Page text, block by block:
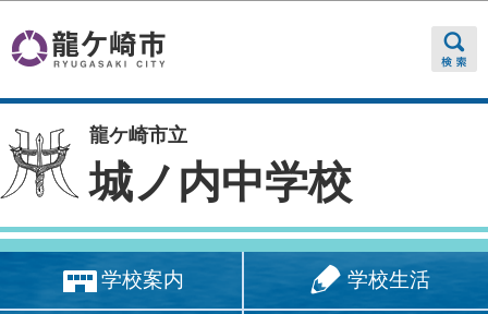
龍ケ崎市立
城ノ内中学校
学校案内 学校生活